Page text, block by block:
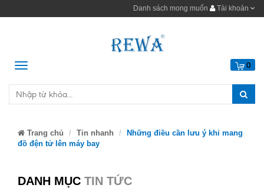
Danh sách mong muốn Tài khoản
Menu 0
Trang chủ Tin nhanh
Những điều cần lưu ý khi mang
đồ đện tử lên máy bay
DANH MỤC TIN TỨC